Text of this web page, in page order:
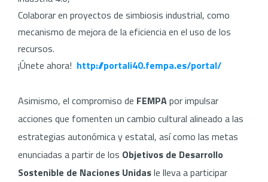
Colaborar en proyectos de simbiosis industrial, como
mecanismo de mejora de la eficiencia en el uso de los
recursos.
¡Únete ahora! http://portali40.fempa.es/portal/
Asimismo, el compromiso de FEMPApor impulsar
acciones que fomenten un cambio cultural alineado a las
estrategias autonómica y estatal, así como las metas
enunciadas a partir de los Objetivos de Desarrollo
Sostenible de Naciones Unidasle lleva a participar